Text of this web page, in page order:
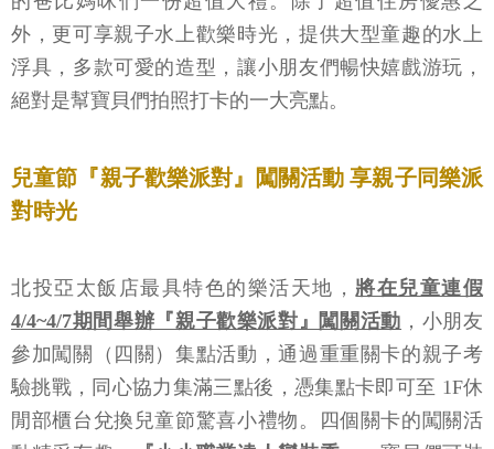
外，更可享親子水上歡樂時光，提供大型童趣的水上
浮具，多款可愛的造型，讓小朋友們暢快嬉戲游玩，
絕對是幫寶貝們拍照打卡的一大亮點。
兒童節『親子歡樂派對』闖關活動 享親子同樂派
對時光
北投亞太飯店最具特色的樂活天地， 將在兒童連假
4/4~4/7期間舉辦『親子歡樂派對』闖關活動 ，小朋友
參加闖關（四關）集點活動，通過重重關卡的親子考
驗挑戰，同心協力集滿三點後，憑集點卡即可至 1F休
閒部櫃台兌換兒童節驚喜小禮物。四個關卡的闖關活